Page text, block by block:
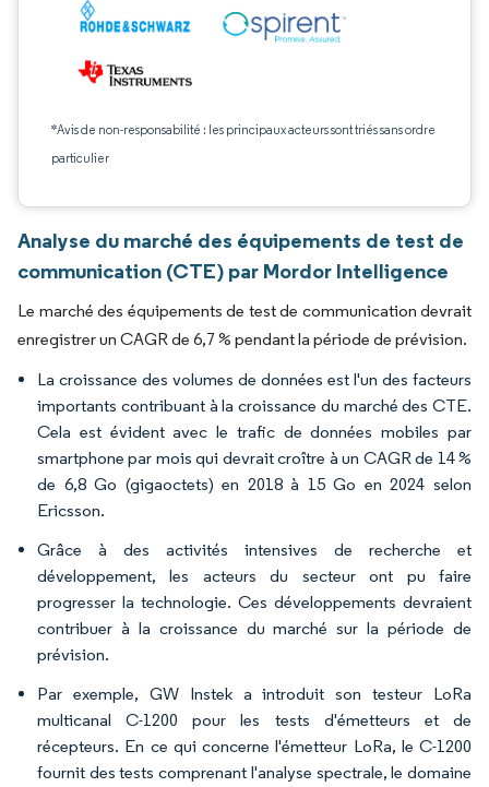
*Avis de non-responsabilité : les principaux acteurs sont triés sans ordre
particulier
Analyse du marché des équipements de test de
communication (CTE) par Mordor Intelligence
Le marché des équipements de test de communication devrait
enregistrer un CAGR de 6,7 % pendant la période de prévision.
La croissance des volumes de données est l'un des facteurs
importants contribuant à la croissance du marché des CTE.
Cela est évident avec le trafic de données mobiles par
smartphone par mois qui devrait croître à un CAGR de 14 %
de 6,8 Go (gigaoctets) en 2018 à 15 Go en 2024 selon
Ericsson.
Grâce à des activités intensives de recherche et
développement, les acteurs du secteur ont pu faire
progresser la technologie. Ces développements devraient
contribuer à la croissance du marché sur la période de
prévision.
Par exemple, GW Instek a introduit son testeur LoRa
multicanal C-1200 pour les tests d'émetteurs et de
récepteurs. En ce qui concerne l'émetteur LoRa, le C-1200
fournit des tests comprenant l'analyse spectrale, le domaine